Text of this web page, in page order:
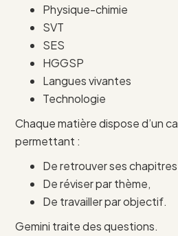
Physique-chimie
SVT
SES
HGGSP
Langues vivantes
Technologie
Chaque matière dispose d’un
permettant :
De retrouver ses
De réviser par thème,
De travailler par objectif.
Gemini traite des questions.